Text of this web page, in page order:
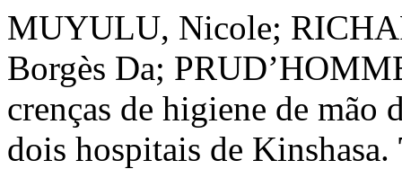
MUYULU, Nicole;
Borgès Da;
crenças de higiene de mão
dois hospitais de Kinshasa.